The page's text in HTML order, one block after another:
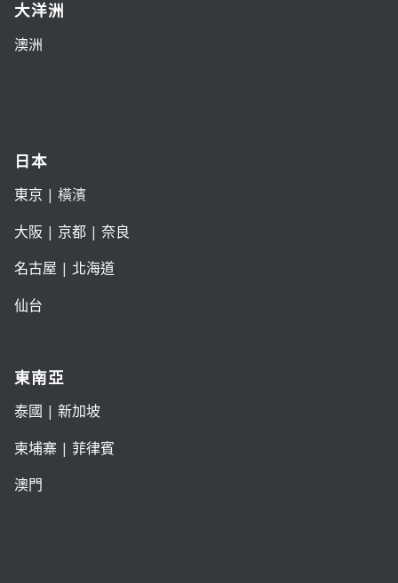
大洋洲
澳洲
日本
東京 | 橫濱
大阪 | 京都| 奈良
名古屋| 北海道
仙台
東南亞
泰國 | 新加坡
柬埔寨 | 菲律賓
澳門